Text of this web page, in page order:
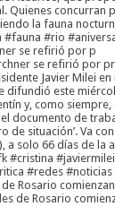
se refirió por p
Rosario comienzan